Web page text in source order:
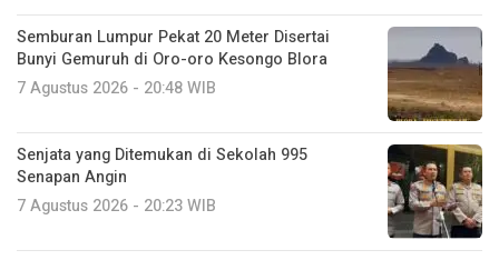
Semburan Lumpur Pekat 20 Meter Disertai
Bunyi Gemuruh di Oro-oro Kesongo Blora
7 Agustus 2026 - 20:48 WIB
Senjata yang Ditemukan di Sekolah 995
Senapan Angin
7 Agustus 2026 - 20:23 WIB